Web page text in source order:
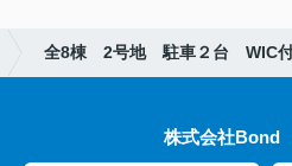
全8棟 2号地 駐車２台 WIC
株式会社